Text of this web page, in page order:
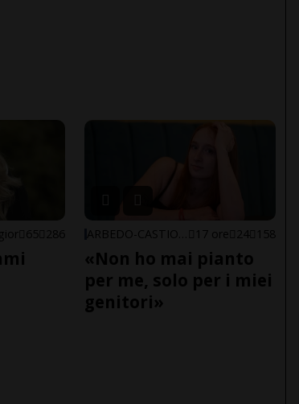
65 286 17 ore 24 158
«Non ho mai pianto
per me, solo per i miei
genitori»